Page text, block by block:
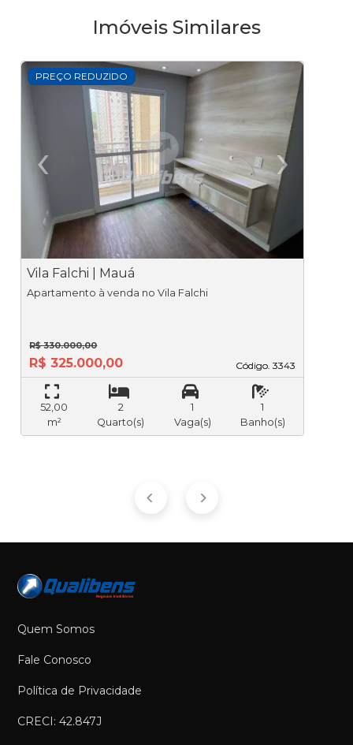
Imóveis Similares
PREÇO REDUZIDO
‹
Previous
›
Vila Falchi | Mauá
Código. 3343
Código. 3343
Apartamento à venda no Vila Falchi
R$ 330.000,00
R$ 325.000,00
52,00
m²
2
Quarto(s)
1
Vaga(s)
1
Banho(s)
Quem Somos
Fale Conosco
Política de Privacidade
CRECI: 42.847J